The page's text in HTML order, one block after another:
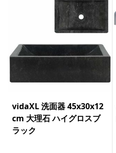
vidaXL 洗面器 45x30x12
cm 大理石 ハイグロスブ
ラック